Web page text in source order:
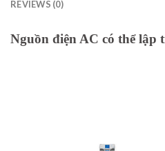
REVIEWS (0)
Nguồn điện AC có thể lập